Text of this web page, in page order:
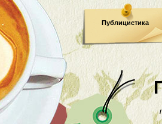
Публицистика